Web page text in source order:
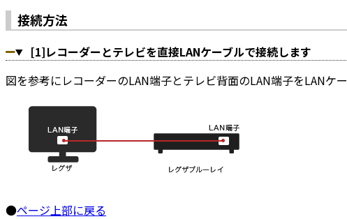
接続方法
[1]レコーダーとテレビを直接LANケーブルで接続します
図を参考にレコーダーのLAN端子とテレビ背面のLAN端子をLANケ
●ページ上部に戻る